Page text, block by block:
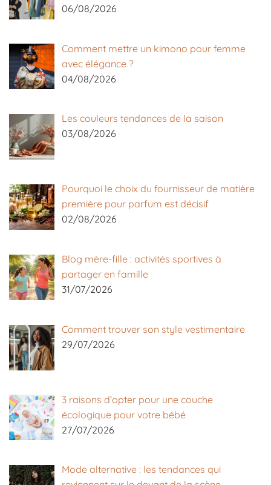
06/08/2026
Comment mettre un kimono pour femme
avec élégance ?
04/08/2026
Les couleurs tendances de la saison
03/08/2026
Pourquoi le choix du fournisseur de matière
première pour parfum est décisif
02/08/2026
Blog mère-fille : activités sportives à
partager en famille
31/07/2026
Comment trouver son style vestimentaire
29/07/2026
3 raisons d’opter pour une couche
écologique pour votre bébé
27/07/2026
Mode alternative : les tendances qui